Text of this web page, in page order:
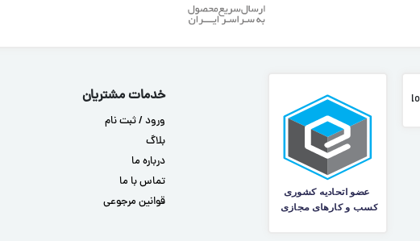
خدمات مشتریان
ورود / ثبت نام
بلاگ
درباره ما
تماس با ما
قوانین مرجوعی